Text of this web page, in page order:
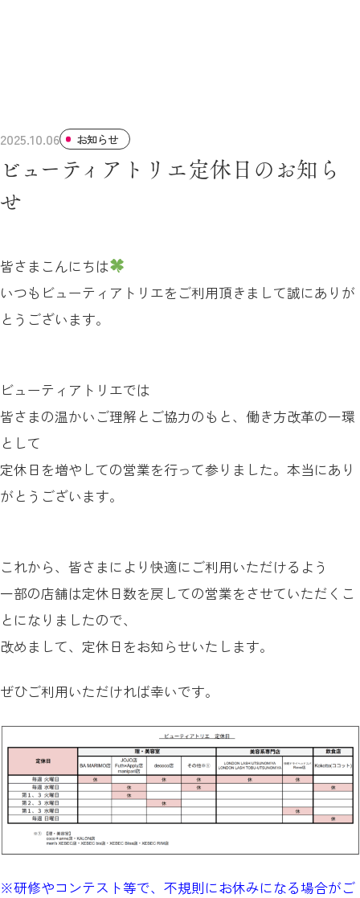
2025.10.06 お知らせ
ビューティアトリエ定休日のお知ら
せ
皆さまこんにちは
いつもビューティアトリエをご利用頂きまして誠にありが
とうございます。
ビューティアトリエでは
皆さまの温かいご理解とご協力のもと、働き方改革の一環
として
定休日を増やしての営業を行って参りました。本当にあり
がとうございます。
これから、皆さまにより快適にご利用いただけるよう
一部の店舗は定休日数を戻しての営業をさせていただくこ
とになりましたので、
改めまして、定休日をお知らせいたします。
ぜひご利用いただければ幸いです。
※研修やコンテスト等で、不規則にお休みになる場合がご